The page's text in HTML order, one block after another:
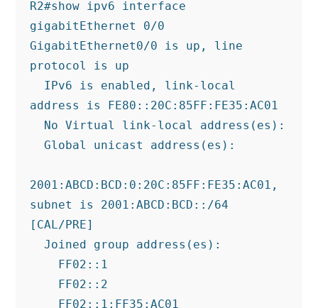
R2#show ipv6 interface
gigabitEthernet 0/0
GigabitEthernet0/0 is up, line
protocol is up
address is FE80::20C:85FF:FE35:AC01
  Global unicast address(es):
2001:ABCD:BCD:0:20C:85FF:FE35:AC01,
subnet is 2001:ABCD:BCD::/64
[CAL/PRE]
  Joined group address(es):